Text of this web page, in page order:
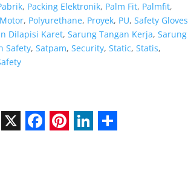
, Packing Elektronik, Palm Fit, Palmfit,
, Polyurethane, Proyek, PU, Safety Gloves
Dilapisi Karet, Sarung Tangan Kerja, Sarung
Safety, Satpam, Security, Static, Statis,